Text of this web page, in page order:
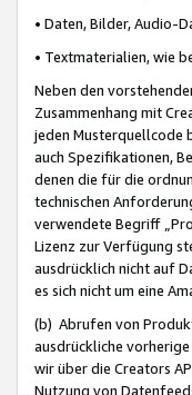
• Daten, Bilder, Audio-
• Textmaterialien, wie
Neben den
Zusammenhang mit
jeden Musterquellcode
auch Spezifikationen,
denen die für die
technischen
verwendete Begriff
Lizenz zur Verfügung
ausdrücklich nicht auf
es sich nicht um eine
(b) Abrufen von
ausdrückliche
wir über die Creators
Nutzung von